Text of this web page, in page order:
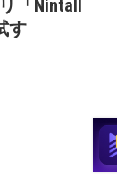
「Nintall
す